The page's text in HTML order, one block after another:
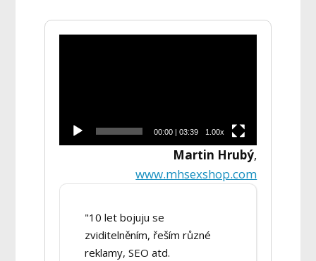
00:00 |03:39 1.00x
Martin Hrubý,
www.mhsexshop.com
"10 let bojuju se
zviditelněním, řeším různé
reklamy, SEO atd.